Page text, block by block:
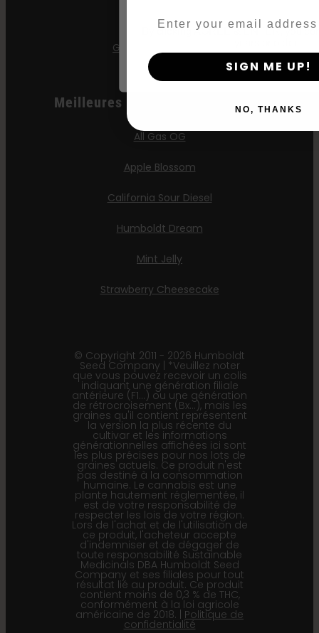
Jelly Donutz
Graines de Stoopid
Meilleures Ventes D'automobiles
All Gas OG
Apple Blossom
California Sour Diesel
Humboldt Dream
Mint Jelly
Strawberry Cheesecake
© Copyright 2011 - 2026 Humboldt
Seed Company | *Veuillez noter
que vous pouvez recevoir un colis
indiquant une génération filiale
antérieure (F1…) ou une génération
de rétrocroisement (Bx…), mais les
graines qu'il contient représentent
la version la plus récente du
cultivar et les informations
générationnelles affichées ici sont
les plus précises pour nos lots de
graines actuels. Ce produit n'est
pas destiné à la consommation
humaine. Le cannabis est une
plante hautement réglementée, il
est de votre responsabilité de
respecter les lois de votre région.
Lors de l'achat et de l'utilisation de
ce produit, l'acheteur accepte
d'indemniser et de dégager de
toute responsabilité Sustainable
Medicinals DBA Humboldt Seed
Company et ses filiales pour tout
résultat lié au produit. Ce produit
contient moins de 0,3 % de THC,
conformément à la loi agricole
américaine de 2018. | Politique de
confidentialité
By clicking AGREE & ENTER, you
SIGN ME UP!
NO, THANKS